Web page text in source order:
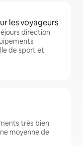
les voyageurs
direction
de sport et
très bien
moyenne de